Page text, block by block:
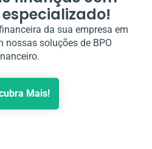
especializado!
da sua empresa em
nossas soluções de BPO
Mais!